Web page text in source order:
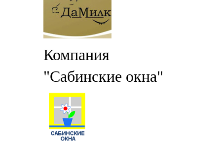
Компания
"Сабинские окна"